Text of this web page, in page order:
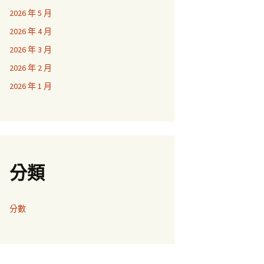
2026 年 5 月
2026 年 4 月
2026 年 3 月
2026 年 2 月
2026 年 1 月
分類
分數